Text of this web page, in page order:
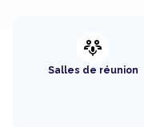
adaptive_audio_mic
Salles de réunion